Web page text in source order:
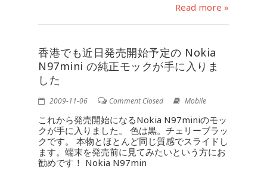
Read more »
香港でも近日発売開始予定の Nokia
N97mini の純正モックが手に入りま
した
2009-11-06 Comment Closed Mobile
これから発売開始になるNokia N97miniのモッ
クが手に入りました。 色は黒。チェリーブラッ
クです。 本物とほとんど同じ質感でスライドし
ます。端末を発売前に見てみたいという方にお
勧めです！ Nokia N97min